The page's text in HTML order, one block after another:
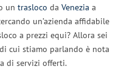
un trasloco da Venezia a
un’azienda affidabile
a prezzi equi? Allora sei
cui stiamo parlando è nota
di servizi offerti.